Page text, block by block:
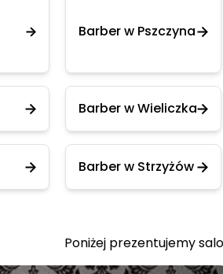
Barber w Pszczyna
Barber w Wieliczka
Barber w Strzyżów
Poniżej prezentujemy